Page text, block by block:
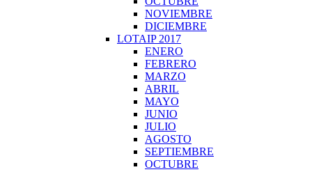
NOVIEMBRE
DICIEMBRE
LOTAIP 2017
ENERO
FEBRERO
MARZO
ABRIL
MAYO
JUNIO
JULIO
AGOSTO
SEPTIEMBRE
OCTUBRE